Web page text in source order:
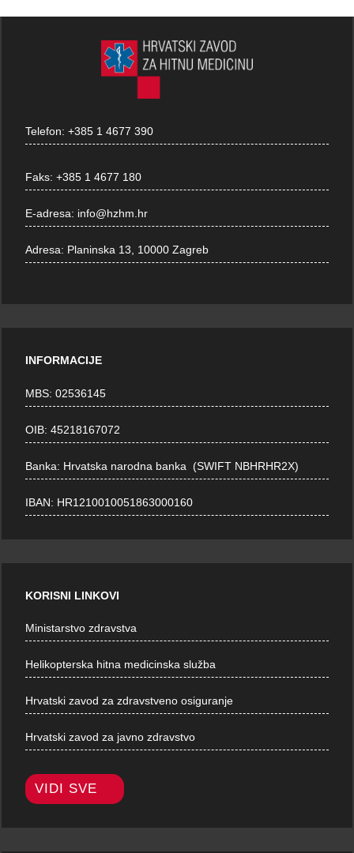
Telefon:+385 1 4677 390
Faks:+385 1 4677 180
E-adresa: info@hzhm.hr
Adresa: Planinska 13, 10000 Zagreb
INFORMACIJE
MBS: 02536145
OIB: 45218167072
Banka: Hrvatska narodna banka (SWIFT NBHRHR2X)
IBAN: HR1210010051863000160
KORISNI LINKOVI
Ministarstvo zdravstva
Helikopterska hitna medicinska služba
Hrvatski zavod za zdravstveno osiguranje
Hrvatski zavod za javno zdravstvo
VIDI SVE